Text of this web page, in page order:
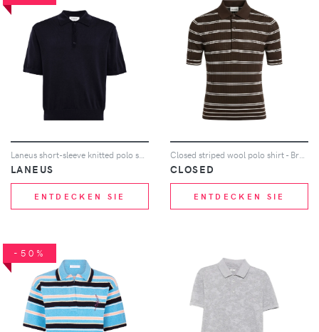
LANEUS
ENTDECKEN SIE
CLOSED
ENTDECKEN SIE
-50%